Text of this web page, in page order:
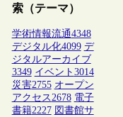
索（テーマ）
学術情報流通4348
デジタル化4099 デ
ジタルアーカイブ
3349 イベント 3014
災害2755 オープン
アクセス2678 電子
書籍2227 図書館サ